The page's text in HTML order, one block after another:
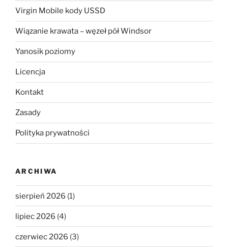
Virgin Mobile kody USSD
Wiązanie krawata – węzeł pół Windsor
Yanosik poziomy
Licencja
Kontakt
Zasady
Polityka prywatności
ARCHIWA
sierpień 2026 (1)
lipiec 2026 (4)
czerwiec 2026 (3)